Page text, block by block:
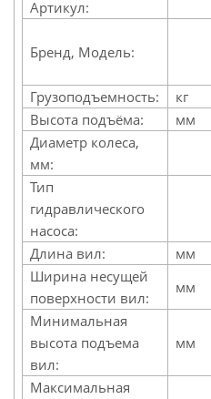
Артикул:
Бренд, Модель:
Грузоподъемность:
кг
Высота подъёма:
мм
Диаметр колеса,
мм:
Тип
гидравлического
насоса:
Длина вил: мм
Ширина несущей
поверхности вил:
мм
Минимальная
высота подъема
вил:
мм
Максимальная